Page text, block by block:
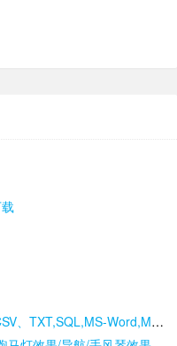
Excel Ms-Powerpoint、PDF插件